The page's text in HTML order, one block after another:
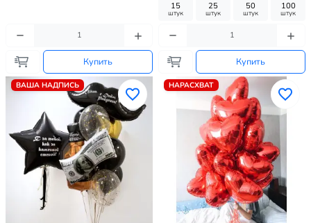
Купить
15
штук
25
штук
50
штук
100
штук
Купить
ВАША НАДПИСЬ НАРАСХВАТ